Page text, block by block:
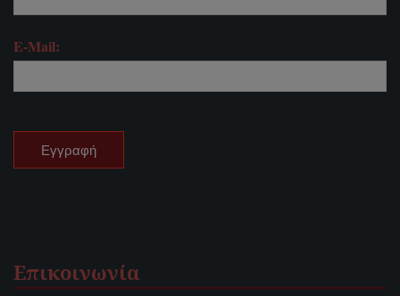
E-Mail:
Επικοινωνία